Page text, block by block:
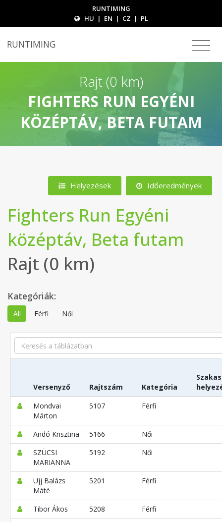
RUNTIMING
HU | EN | CZ | PL
RUNTIMING
Rajt (0 km)
FIGHTERS RUN EGYÉNI
KÖZÉPTÁV, BETA FUTAM
Helyezések Időeredmények
Fighters Run Egyéni
középtáv, Beta futam
Rajt (0 km)
Kategóriák:
All Férfi Női
Search
Versenyző Rajtszám Kategória
Mondvai
Márton
5107 Férfi
Andó Krisztina 5166
Női
SZÜCSI
MARIANNA
5192 Női
Ujj Balázs
Máté
5201 Férfi
Tibor Ákos 5208
Férfi